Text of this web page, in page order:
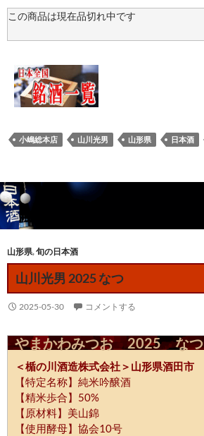
この商品は現在品切れ中です
小嶋総本店 山川光男 山形県 日本酒
山形県,旬の日本酒
山川光男 2025 なつ
2025-05-30 コメントする
やまかわみつお 2025 なつ
＜楯の川酒造株式会社＞山形県酒田市
【特定名称】純米吟醸酒
【精米歩合】50%
【原材料】美山錦
【使用酵母】協会10号